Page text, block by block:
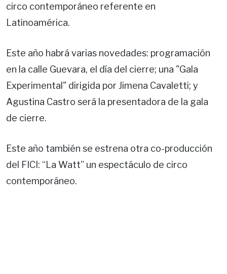
circo contemporáneo referente en
Latinoamérica.
Este año habrá varias novedades: programación
en la calle Guevara, el día del cierre; una "Gala
Experimental" dirigida por Jimena Cavaletti; y
Agustina Castro será la presentadora de la gala
de cierre.
Este año también se estrena otra co-producción
del FICI: “La Watt” un espectáculo de circo
contemporáneo.